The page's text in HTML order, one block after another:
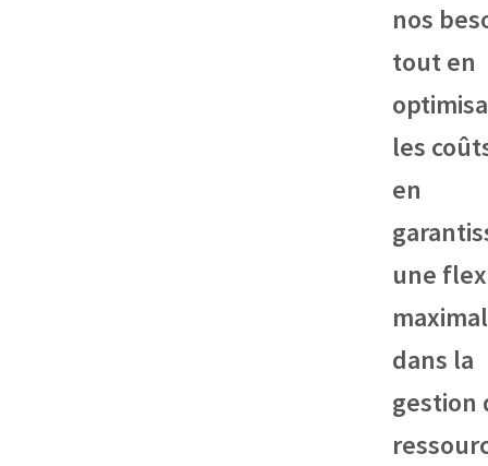
nos
tout en
les
en
une
dans la
gestion